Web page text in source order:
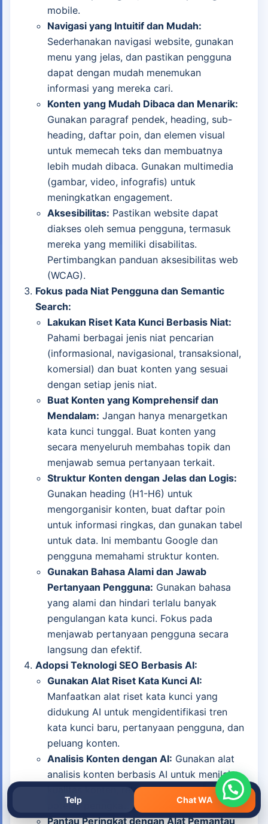
mobile.
Navigasi yang Intuitif dan Mudah:
Sederhanakan navigasi website, gunakan
menu yang jelas, dan pastikan pengguna
dapat dengan mudah menemukan
informasi yang mereka cari.
Konten yang Mudah Dibaca dan Menarik:
Gunakan paragraf pendek, heading, sub-
heading, daftar poin, dan elemen visual
untuk memecah teks dan membuatnya
lebih mudah dibaca. Gunakan multimedia
(gambar, video, infografis) untuk
meningkatkan engagement.
Aksesibilitas: Pastikan website dapat
diakses oleh semua pengguna, termasuk
mereka yang memiliki disabilitas.
Pertimbangkan panduan aksesibilitas web
(WCAG).
Fokus pada Niat Pengguna dan Semantic
Search:
Lakukan Riset Kata Kunci Berbasis Niat:
Pahami berbagai jenis niat pencarian
(informasional, navigasional, transaksional,
komersial) dan buat konten yang sesuai
dengan setiap jenis niat.
Buat Konten yang Komprehensif dan
Mendalam: Jangan hanya menargetkan
kata kunci tunggal. Buat konten yang
secara menyeluruh membahas topik dan
menjawab semua pertanyaan terkait.
Struktur Konten dengan Jelas dan Logis:
Gunakan heading (H1-H6) untuk
mengorganisir konten, buat daftar poin
untuk informasi ringkas, dan gunakan tabel
untuk data. Ini membantu Google dan
pengguna memahami struktur konten.
Gunakan Bahasa Alami dan Jawab
Pertanyaan Pengguna: Gunakan bahasa
yang alami dan hindari terlalu banyak
pengulangan kata kunci. Fokus pada
menjawab pertanyaan pengguna secara
langsung dan efektif.
Adopsi Teknologi SEO Berbasis AI:
Gunakan Alat Riset Kata Kunci AI:
Manfaatkan alat riset kata kunci yang
didukung AI untuk mengidentifikasi tren
kata kunci baru, pertanyaan pengguna, dan
peluang konten.
Analisis Konten dengan AI: Gunakan alat
analisis konten berbasis AI untuk menilai
kualitas konten, relevansi topik, dan
potensi peringkat.
Pantau Peringkat dengan Alat Pemantau
Telp Chat WA